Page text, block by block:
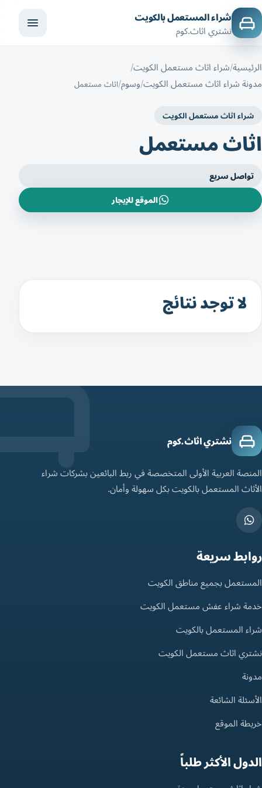
شراء المستعمل بالكويت
نشتري اثاث.كوم
الرئيسية شراء اثاث مستعمل الكويت
مدونة شراء اثاث مستعمل الكويت وسوم اثاث مستعمل
شراء اثاث مستعمل الكويت
اثاث مستعمل
تواصل سريع
الموقع للإيجار
لا توجد نتائج
نشتري اثاث.كوم
المنصة العربية الأولى المتخصصة في ربط البائعين بشركات شراء
الأثاث المستعمل بالكويت بكل سهولة وأمان.
روابط سريعة
المستعمل بجميع مناطق الكويت
خدمة شراء عفش مستعمل الكويت
شراء المستعمل بالكويت
نشتري اثاث مستعمل الكويت
مدونة
الأسئلة الشائعة
خريطة الموقع
الدول الأكثر طلباً